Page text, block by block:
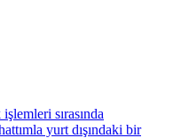
sırasında
yurt dışındaki bir